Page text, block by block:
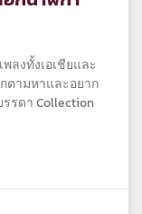
ลงทั้งเอเชียและ
ตามหาและอยาก
รดา Collection